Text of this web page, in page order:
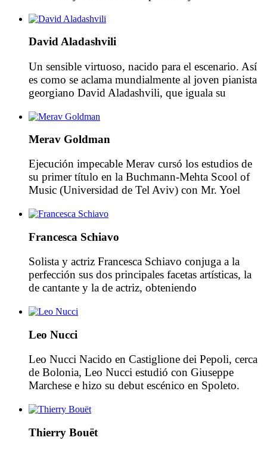
Orquesta Sinfónica de El Cairo fue fundada en
1959, siendo su primer director Franz Litschauer.
Desde 1990 y con su Director Musical, el […]
David Aladashvili
Un sensible virtuoso, nacido para el escenario. Así
es como se aclama mundialmente al joven pianista
georgiano David Aladashvili, que iguala su
pro de los jóvenes. Aladashvili inicio sus clases de
Beca Presidencial de Georgia para Interpretaciones
[…]
Merav Goldman
Ejecución impecable Merav cursó los estudios de
su primer título en la Buchmann-Mehta Scool of
Music (Universidad de Tel Aviv) con Mr. Yoel
Israeli Opera House Orchestra, la orquesta
sinfónica de Israel. Tras completar sus estudios en
Tel Aviv, Merav se mudó a Nueva York, donde
[…]
Francesca Schiavo
Solista y actriz Francesca Schiavo conjuga a la
perfección sus dos principales facetas artísticas, la
de cantante y la de actriz, obteniendo
Schiavo se inició en el mundo de la canción a la
edad de 16 años, convirtiéndose unos años
después en la solista de la prestigiosa Orchestra
italiana di Renzo Arbore, […]
Leo Nucci
Leo Nucci Nacido en Castiglione dei Pepoli, cerca
de Bolonia, Leo Nucci estudió con Giuseppe
Marchese e hizo su debut escénico en Spoleto.
se unió al Coro de La Scala en Milán, donde
realizó su debut en solitario. En 1975, de nuevo
como Fígaro. La carrera […]
Thierry Bouët